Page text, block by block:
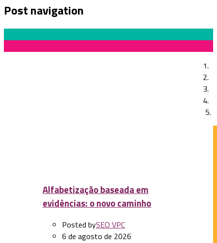
Post navigation
Previous Post
Alfabetização baseada em
evidências: o novo caminho
Posted bySEO VPC
6 de agosto de 2026